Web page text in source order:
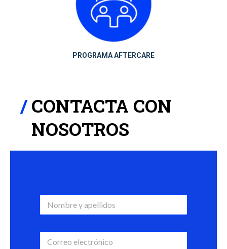
PROGRAMA AFTERCARE
CONTACTA CON
NOSOTROS